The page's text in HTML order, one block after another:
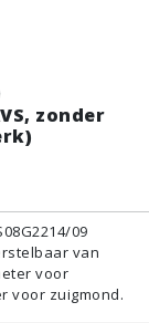
zonder
09
van
voor
voor zuigmond.